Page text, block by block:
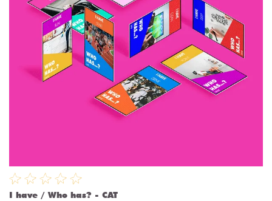
I have / Who has? - CAT